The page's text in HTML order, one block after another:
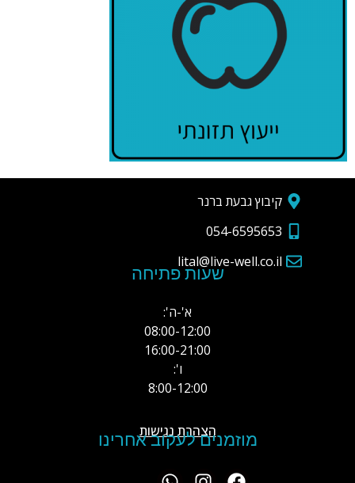
קיבוץ גבעת ברנר
054-6595653
lital@live-well.co.il
שעות פתיחה
א'-ה':
08:00-12:00
16:00-21:00
ו':
8:00-12:00
הצהרת נגישות
מוזמנים לעקוב אחרינו